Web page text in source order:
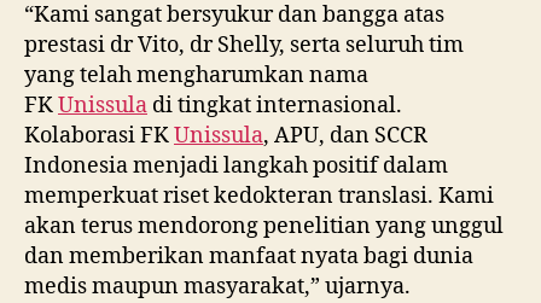
“Kami sangat bersyukur dan bangga atas
prestasi dr Vito, dr Shelly, serta seluruh tim
yang telah mengharumkan nama
FKUnissula di tingkat internasional.
Kolaborasi FKUnissula, APU, dan SCCR
Indonesia menjadi langkah positif dalam
memperkuat riset kedokteran translasi. Kami
akan terus mendorong penelitian yang unggul
dan memberikan manfaat nyata bagi dunia
medis maupun masyarakat,” ujarnya.